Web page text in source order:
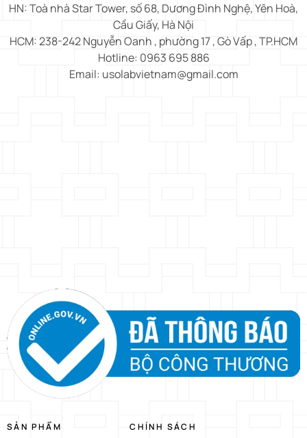
HN: Toà nhà Star Tower, số 68, Dương Đình Nghệ, Yên Hoà,
Cầu Giấy, Hà Nội
HCM: 238-242 Nguyễn Oanh , phường 17 , Gò Vấp , TP.HCM
Hotline: 0963 695 886
Email: usolabvietnam@gmail.com
SẢN PHẨM CHÍNH SÁCH